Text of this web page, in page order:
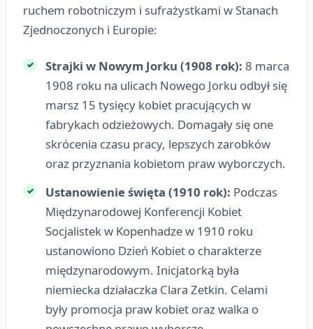
ruchem robotniczym i sufrażystkami w Stanach
Zjednoczonych i Europie:
Strajki w Nowym Jorku (1908 rok): 8 marca
1908 roku na ulicach Nowego Jorku odbył się
marsz 15 tysięcy kobiet pracujących w
fabrykach odzieżowych. Domagały się one
skrócenia czasu pracy, lepszych zarobków
oraz przyznania kobietom praw wyborczych.
Ustanowienie święta (1910 rok): Podczas
Międzynarodowej Konferencji Kobiet
Socjalistek w Kopenhadze w 1910 roku
ustanowiono Dzień Kobiet o charakterze
międzynarodowym. Inicjatorką była
niemiecka działaczka Clara Zetkin. Celami
były promocja praw kobiet oraz walka o